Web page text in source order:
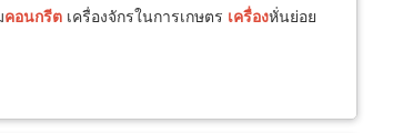
คอนกรีต เครื่องจักรในการเกษตร เครื่องหั่นย่อย